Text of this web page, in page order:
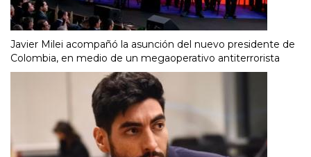
Javier Milei acompañó la asunción del nuevo presidente de
Colombia, en medio de un megaoperativo antiterrorista